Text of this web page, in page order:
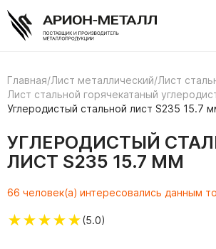
Главная/Лист металлический/Лист
Лист стальной горячекатаный
Углеродистый стальной лист S235 15.7
УГЛЕРОДИСТЫЙ
ЛИСТ S235 15.7 ММ
66 человек(а) интересовались данным
★★★★★(5.0)